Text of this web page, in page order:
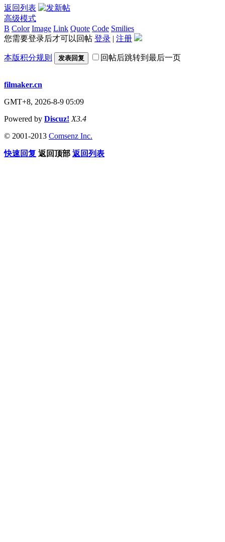
返回列表
高级模式
B Color Image Link Quote Code Smilies
您需要登录后才可以回帖 登录 | 注册
本版积分规则 发表回复 回帖后跳转到最后一页
filmaker.cn
GMT+8, 2026-8-9 05:09
Powered by Discuz! X3.4
© 2001-2013 Comsenz Inc.
快速回复 返回顶部 返回列表